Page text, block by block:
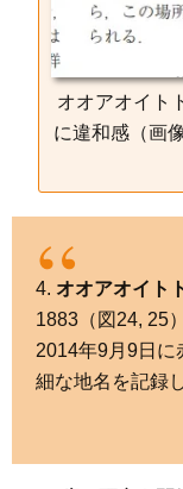
オオアオイト
に違和感（画
4. オオアオイト
1883（図24, 25
2014年9月9日に
細な地名を記録